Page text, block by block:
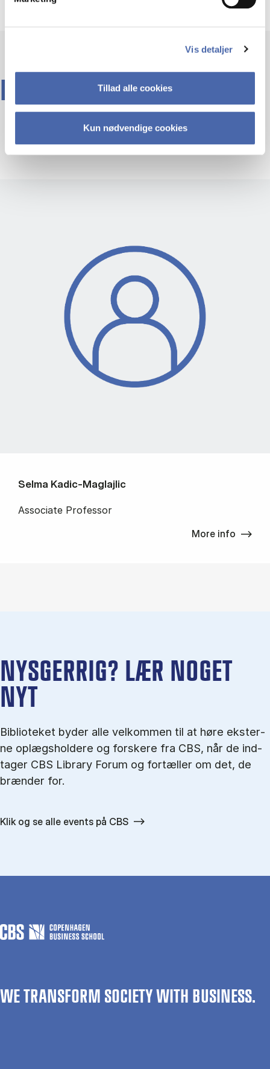
Vis detaljer
Tillad alle cookies
Kun nødvendige cookies
MØD FORSKEREN
Selma Kadic-Maglajlic
Associate Professor
More info
NYS­GER­RIG? LÆR NO­GET
NYT
Bi­bli­o­te­ket by­der alle vel­kom­men til at høre ek­ster­
ne op­lægs­hol­de­re og for­ske­re fra CBS, når de ind­
ta­ger CBS Li­brary Forum og for­tæl­ler om det, de
bræn­der for.
Klik og se alle events på CBS
WE TRANSFORM SOCIETY WITH BUSINESS.